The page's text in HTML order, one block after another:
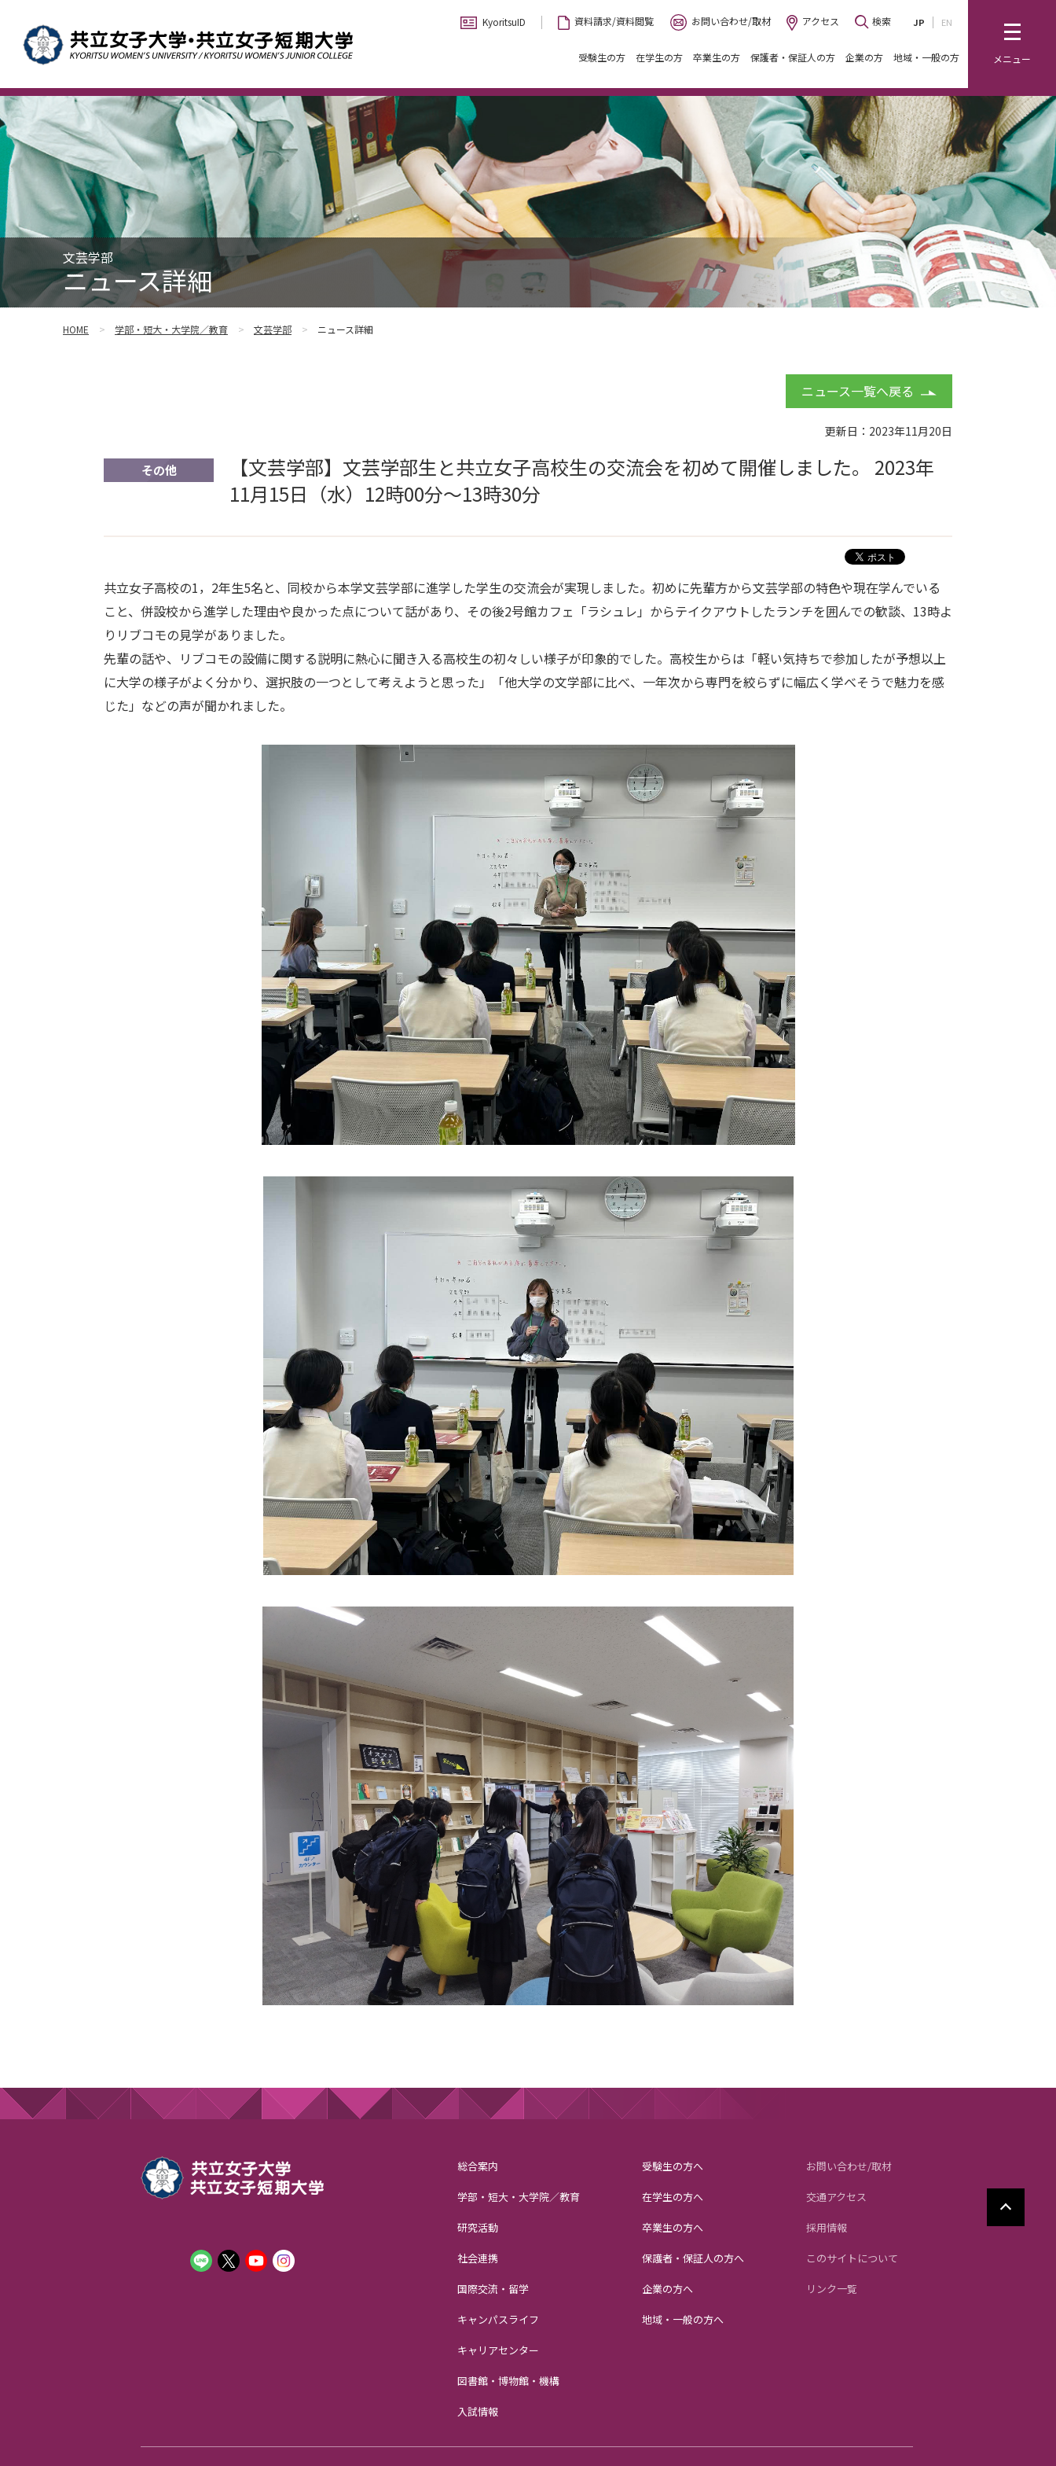
メニュー
検索 JP EN
KyoritsuID 資料請求/資料閲覧 お問い合わせ/取材 アクセス
受験生の方 在学生の方 卒業生の方 保護者・保証人の方 企業の方 地域・一般の方
文芸学部
ニュース詳細
HOME 学部・短大・大学院／教育 文芸学部 ニュース詳細
ニュース一覧へ戻る
更新日：2023年11月20日
その他
【文芸学部】文芸学部生と共立女子高校生の交流会を初めて開催しました。 2023年
11月15日（水）12時00分～13時30分
共立女子高校の1，2年生5名と、同校から本学文芸学部に進学した学生の交流会が実現しました。初めに先輩方から文芸学部の特色や現在学んでいる
こと、併設校から進学した理由や良かった点について話があり、その後2号館カフェ「ラシュレ」からテイクアウトしたランチを囲んでの歓談、13時よ
りリブコモの見学がありました。
先輩の話や、リブコモの設備に関する説明に熱心に聞き入る高校生の初々しい様子が印象的でした。高校生からは「軽い気持ちで参加したが予想以上
に大学の様子がよく分かり、選択肢の一つとして考えようと思った」「他大学の文学部に比べ、一年次から専門を絞らずに幅広く学べそうで魅力を感
じた」などの声が聞かれました。
総合案内
学部・短大・大学院／教育
研究活動
社会連携
国際交流・留学
キャンパスライフ
キャリアセンター
図書館・博物館・機構
入試情報
受験生の方へ
在学生の方へ
卒業生の方へ
保護者・保証人の方へ
企業の方へ
地域・一般の方へ
お問い合わせ/取材
交通アクセス
採用情報
このサイトについて
リンク一覧